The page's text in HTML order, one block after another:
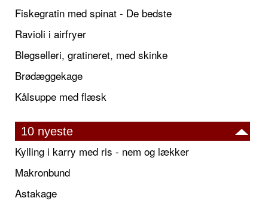
Fiskegratin med spinat - De bedste
Ravioli i airfryer
Blegselleri, gratineret, med skinke
Brødæggekage
Kålsuppe med flæsk
10 nyeste
Kylling i karry med ris - nem og lækker
Makronbund
Astakage